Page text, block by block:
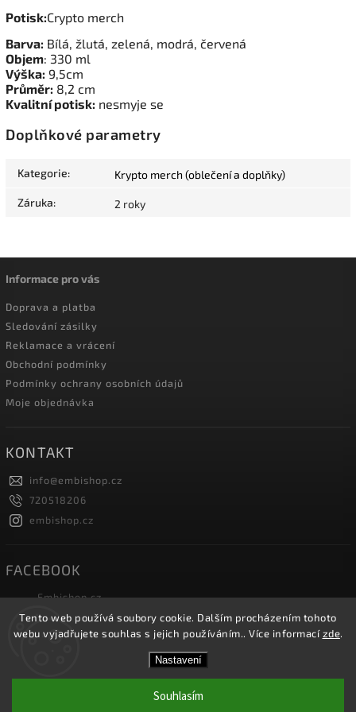
Tento web používá soubory cookie. Dalším procházením tohoto
webu vyjadřujete souhlas s jejich používáním.. Více informacízde.
Nastavení
Souhlasím
Potisk:Crypto merch
Barva: Bílá, žlutá, zelená, modrá, červená
Objem: 330 ml
Výška: 9,5cm
Průměr: 8,2 cm
Kvalitní potisk: nesmyje se
Doplňkové parametry
Kategorie: Krypto merch (oblečení a doplňky)
Záruka: 2 roky
Informace pro vás
Doprava a platba
Sledování zásilky
Reklamace a vrácení
Obchodní podmínky
Podmínky ochrany osobních údajů
Moje objednávka
KONTAKT
info@embishop.cz
720518206
embishop.cz
FACEBOOK
Embishop.cz
Embishop.cz. Všechna práva vyhrazena.
Shoptet| DesignShoptak.cz.